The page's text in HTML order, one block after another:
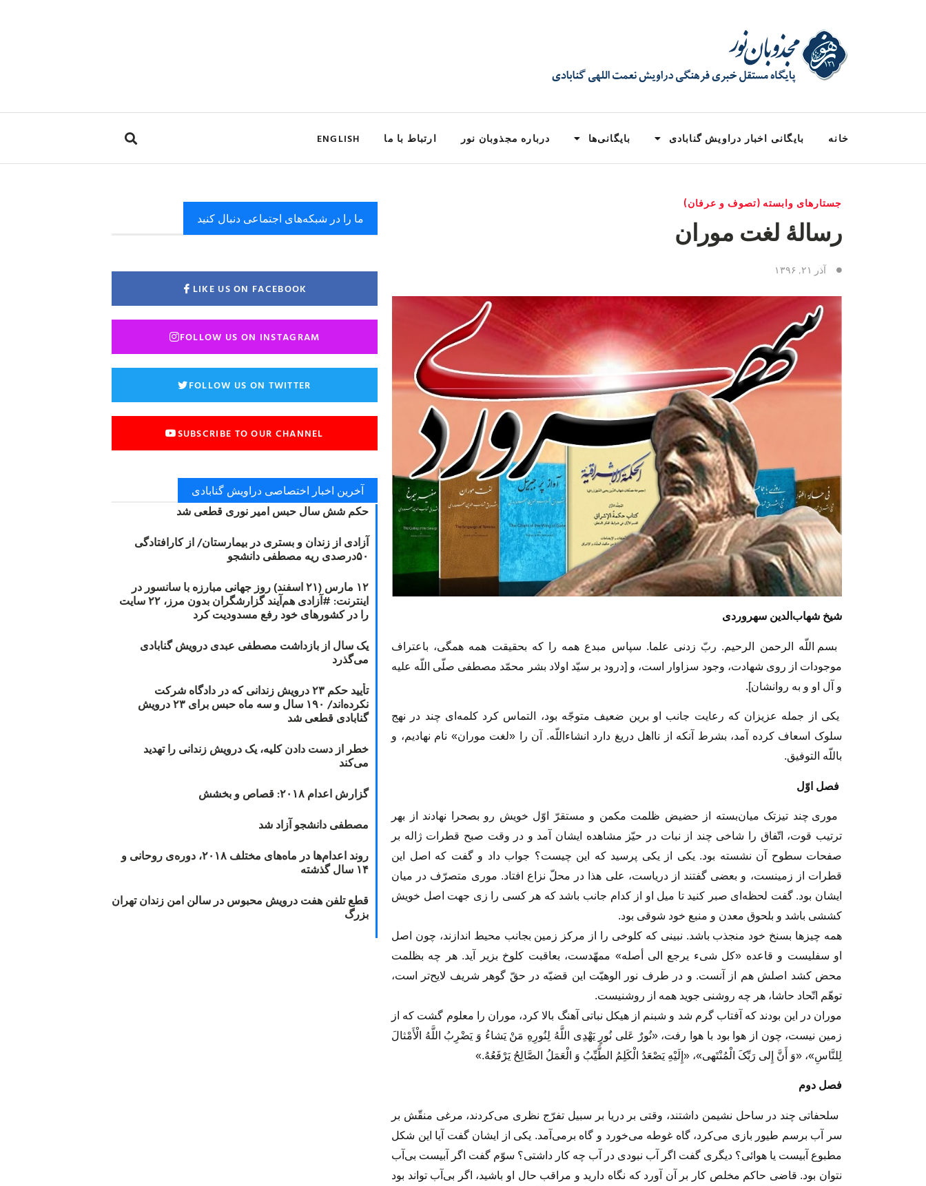
خانه بایگانی اخبار دراویش گنابادی بایگانی‌ها درباره مجذوبان نور ارتباط با ما ENGLISH
جستارهای وابسته (تصوف و عرفان)
رسالهٔ لغت موران‏
آذر ۲۱, ۱۳۹۶
شیخ شهاب‌الدین سهروردی
بسم اللّه الرحمن الرحیم. ربّ زدنى علما. سپاس مبدع همه را که بحقیقت همه همگى، باعتراف
موجودات از روى شهادت، وجود سزاوار است، و [درود بر سیّد اولاد بشر محمّد مصطفى صلّى اللّه علیه
و آل او و به روانشان‏].
یکى از جمله عزیزان که رعایت جانب او برین ضعیف متوجّه بود، التماس کرد کلمه‏‌اى چند در نهج
سلوک اسعاف کرده آمد، بشرط آنکه از نااهل دریغ دارد انشاءاللّه. آن را «لغت موران» نام نهادیم، و
باللّه التوفیق.
فصل اوّل‏
مورى چند تیزتک میان‌بسته از حضیض ظلمت مکمن و مستقرّ اوّل خویش رو بصحرا نهادند از بهر
ترتیب قوت، اتّفاق را شاخى چند از نبات در حیّز مشاهده ایشان آمد و در وقت صبح قطرات ژاله بر
صفحات سطوح آن نشسته بود. یکى از یکى پرسید که این چیست؟ جواب داد و گفت که اصل این
قطرات از زمینست، و بعضى گفتند از دریاست، على هذا در محلّ نزاع افتاد. مورى متصرّف در میان
ایشان بود. گفت لحظه‏‌اى صبر کنید تا میل او از کدام جانب باشد که هر کسى را زى جهت اصل خویش
کششى باشد و بلحوق معدن و منبع خود شوقى بود.
همه چیز‌ها بسنخ خود منجذب باشد. نبینى که کلوخى را از مرکز زمین بجانب محیط اندازند، چون اصل
او سفلیست و قاعده «کل شى‏ء یرجع الى أصله» ممهّدست، بعاقبت کلوخ بزیر آید. هر چه بظلمت
محض کشد اصلش هم از آنست. و در طرف نور الوهیّت این قضیّه در حقّ گوهر شریف لایح‏‌تر است،
توهّم اتّحاد حاشا، هر چه روشنى جوید همه از روشنیست.
موران در این بودند که آفتاب گرم شد و شبنم از هیکل نباتى آهنگ بالا کرد، موران را معلوم گشت که از
زمین نیست، چون از هوا بود با هوا رفت، «نُورٌ عَلى‏ نُورٍ یَهْدِی اللَّهُ لِنُورِهِ مَنْ یَشاءُ وَ یَضْرِبُ اللَّهُ الْأَمْثالَ
لِلنَّاسِ»، «وَ أَنَّ إِلى‏ رَبِّکَ الْمُنْتَهى‏»، «إِلَیْهِ یَصْعَدُ الْکَلِمُ الطَّیِّبُ وَ الْعَمَلُ الصَّالِحُ یَرْفَعُهُ.»
فصل دوم‏
سلحفاتى چند در ساحل نشیمن داشتند، وقتى بر دریا بر سبیل تفرّج نظرى مى‏‌کردند، مرغى منقّش بر
سر آب برسم طیور بازى مى‏‌کرد،‌ گاه غوطه مى‏‌خورد و‌ گاه برمى‏‌آمد. یکى از ایشان گفت آیا این شکل
مطبوع آبیست یا هوائى؟ دیگرى گفت اگر آب نبودى در آب چه کار داشتى؟ سوّم گفت اگر آبیست بى‏‌آب
نتوان بود. قاضى حاکم مخلص کار بر آن آورد که نگاه دارید و مراقب حال او باشید، اگر بى‏‌آب تواند بود
ما را در شبکه‌های اجتماعی دنبال کنید
LIKE US ON FACEBOOK
FOLLOW US ON INSTAGRAM
FOLLOW US ON TWITTER
SUBSCRIBE TO OUR CHANNEL
آخرین اخبار اختصاصی دراویش گنابادی
حکم شش سال حبس امیر نوری قطعی شد
آزادی از زندان و بستری در بیمارستان/ از کارافتادگی
۵۰درصدی ریه مصطفی دانشجو
۱۲ مارس (۲۱ اسفند) روز جهانی مبارزه با سانسور در
اینترنت: #آزادی هم‌آیند گزارشگران‌ بدون مرز، ۲۲ سایت
را در کشورهای خود رفع مسدودیت کرد
یک سال از بازداشت مصطفی عبدی درویش گنابادی
می‌گذرد
تأیید حکم ۲۳ درویش زندانی که در دادگاه شرکت
نکرده‌اند/ ۱۹۰ سال و سه ماه حبس برای ۲۳ درویش
گنابادی قطعی شد
خطر از دست دادن کلیه، یک درویش زندانی را تهدید
می‌کند
گزارش اعدام ۲۰۱۸: قصاص و بخشش
مصطفی دانشجو آزاد شد
روند اعدام‌ها در ماه‌های مختلف ۲۰۱۸، دوره‌ی روحانی و
۱۴ سال گذشته
قطع تلفن هفت درویش محبوس در سالن امن زندان تهران
بزرگ